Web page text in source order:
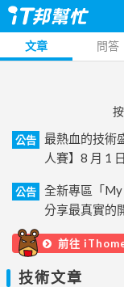
文章 問答
公告
最熱血的技術
人賽】8 月 1
公告
全新專區「
分享最真實的
前往
技術文章